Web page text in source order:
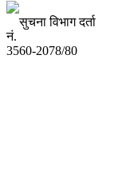
सुचना विभाग दर्ता
नं.
3560-2078/80